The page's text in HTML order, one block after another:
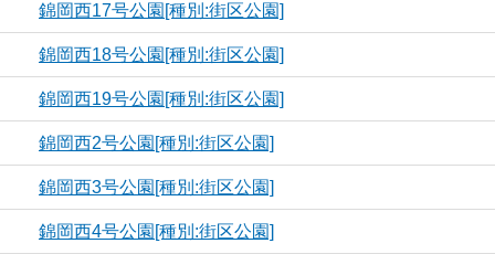
錦岡西17号公園[種別:街区公園]
錦岡西18号公園[種別:街区公園]
錦岡西19号公園[種別:街区公園]
錦岡西2号公園[種別:街区公園]
錦岡西3号公園[種別:街区公園]
錦岡西4号公園[種別:街区公園]